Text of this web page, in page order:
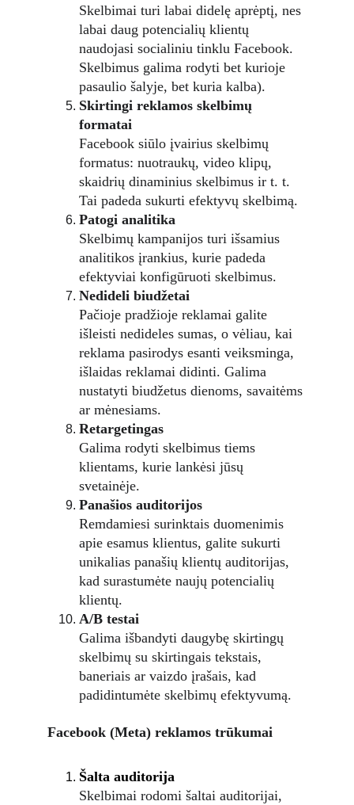
Skelbimai turi labai didelę aprėptį, nes
labai daug potencialių klientų
naudojasi socialiniu tinklu Facebook.
Skelbimus galima rodyti bet kurioje
pasaulio šalyje, bet kuria kalba).
Skirtingi reklamos skelbimų
formatai
Facebook siūlo įvairius skelbimų
formatus: nuotraukų, video klipų,
skaidrių dinaminius skelbimus ir t. t.
Tai padeda sukurti efektyvų skelbimą.
Patogi analitika
Skelbimų kampanijos turi išsamius
analitikos įrankius, kurie padeda
efektyviai konfigūruoti skelbimus.
Nedideli biudžetai
Pačioje pradžioje reklamai galite
išleisti nedideles sumas, o vėliau, kai
reklama pasirodys esanti veiksminga,
išlaidas reklamai didinti. Galima
nustatyti biudžetus dienoms, savaitėms
ar mėnesiams.
Retargetingas
Galima rodyti skelbimus tiems
klientams, kurie lankėsi jūsų
svetainėje.
Panašios auditorijos
Remdamiesi surinktais duomenimis
apie esamus klientus, galite sukurti
unikalias panašių klientų auditorijas,
kad surastumėte naujų potencialių
klientų.
A/B testai
Galima išbandyti daugybę skirtingų
skelbimų su skirtingais tekstais,
baneriais ar vaizdo įrašais, kad
padidintumėte skelbimų efektyvumą.
Facebook (Meta) reklamos trūkumai
Šalta auditorija
Skelbimai rodomi šaltai auditorijai,